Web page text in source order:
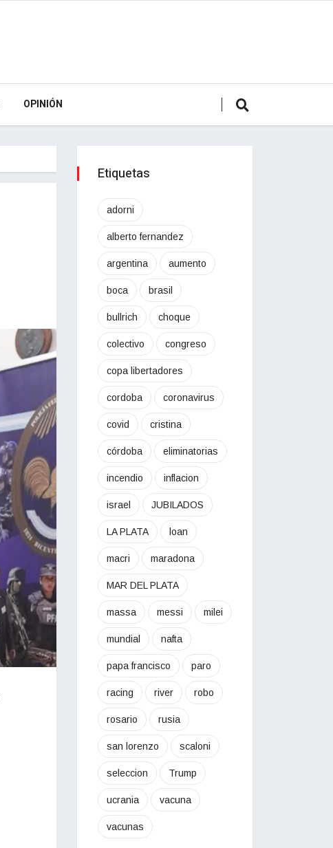
OPINIÓN
Etiquetas
adorni
alberto fernandez
argentina aumento
boca brasil
bullrich choque
colectivo congreso
copa libertadores
cordoba coronavirus
covid cristina
córdoba eliminatorias
incendio inflacion
israel JUBILADOS
LA PLATA loan
macri maradona
MAR DEL PLATA
massa messi milei
mundial nafta
papa francisco paro
racing river robo
rosario rusia
san lorenzo scaloni
seleccion Trump
ucrania vacuna
vacunas